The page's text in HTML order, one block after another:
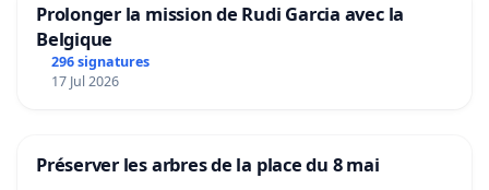
Prolonger la mission de Rudi Garcia avec la
Belgique
296 signatures
17 Jul 2026
Préserver les arbres de la place du 8 mai